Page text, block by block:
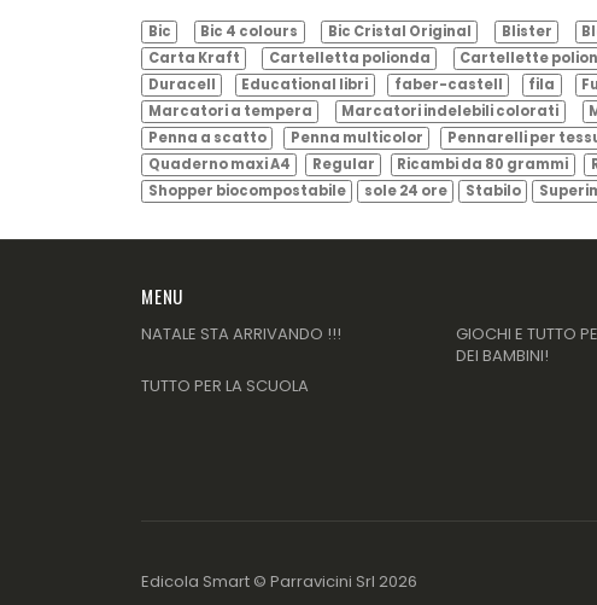
Bic Bic 4 colours Bic Cristal Original Blister
Carta Kraft
Cartelletta polionda Cartellette
Duracell
Educational libri faber-castell fila
Marcatori a tempera
Marcatori indelebili colorati
Penna a scatto
Penna multicolor Pennarelli per
Quaderno maxi A4
Regular Ricambi da 80 grammi
Shopper biocompostabile
sole 24 ore Stabilo
MENU
NATALE STA ARRIVANDO !!!
GIOCHI E TUTTO
DEI BAMBINI!
TUTTO PER LA SCUOLA
Edicola Smart © Parravicini Srl 2026